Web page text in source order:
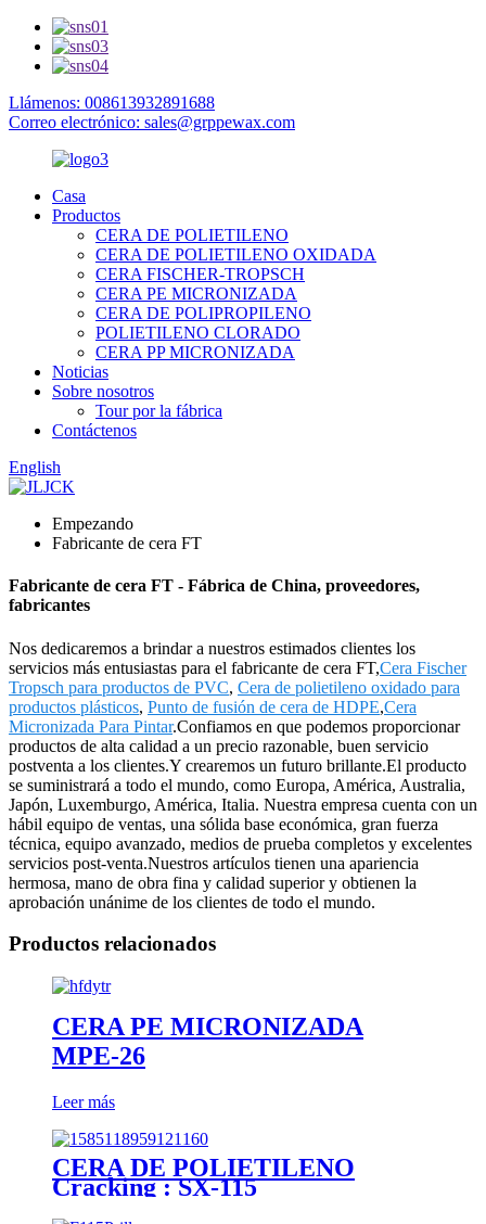
Llámenos: 008613932891688
Correo electrónico: sales@grppewax.com
Casa
Productos
CERA DE POLIETILENO
CERA DE POLIETILENO OXIDADA
CERA FISCHER-TROPSCH
CERA PE MICRONIZADA
CERA DE POLIPROPILENO
POLIETILENO CLORADO
CERA PP MICRONIZADA
Noticias
Sobre nosotros
Tour por la fábrica
Contáctenos
English
Empezando
Fabricante de cera FT
Fabricante de cera FT - Fábrica de China, proveedores,
fabricantes
Nos dedicaremos a brindar a nuestros estimados clientes los
servicios más entusiastas para el fabricante de cera FT,Cera Fischer
Tropsch para productos de PVC, Cera de polietileno oxidado para
productos plásticos, Punto de fusión de cera de HDPE,Cera
Micronizada Para Pintar.Confiamos en que podemos proporcionar
productos de alta calidad a un precio razonable, buen servicio
postventa a los clientes.Y crearemos un futuro brillante.El producto
se suministrará a todo el mundo, como Europa, América, Australia,
Japón, Luxemburgo, América, Italia. Nuestra empresa cuenta con un
hábil equipo de ventas, una sólida base económica, gran fuerza
técnica, equipo avanzado, medios de prueba completos y excelentes
servicios post-venta.Nuestros artículos tienen una apariencia
hermosa, mano de obra fina y calidad superior y obtienen la
aprobación unánime de los clientes de todo el mundo.
Productos relacionados
CERA PE MICRONIZADA
MPE-26
Leer más
CERA DE POLIETILENO
Cracking : SX-115